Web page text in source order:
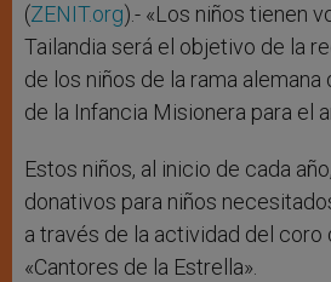
(ZENIT.org).- «Los niños tienen
Tailandia será el objetivo de la
de los niños de la rama alemana
de la Infancia Misionera para el
Estos niños, al inicio de cada
donativos para niños
a través de la actividad del coro
«Cantores de la Estrella».